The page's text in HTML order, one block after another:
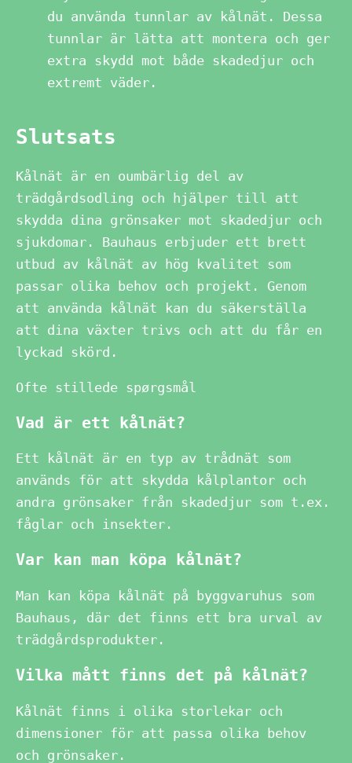
du använda tunnlar av kålnät. Dessa
tunnlar är lätta att montera och ger
extra skydd mot både skadedjur och
extremt väder.
Slutsats
Kålnät är en oumbärlig del av
trädgårdsodling och hjälper till att
skydda dina grönsaker mot skadedjur och
sjukdomar. Bauhaus erbjuder ett brett
utbud av kålnät av hög kvalitet som
passar olika behov och projekt. Genom
att använda kålnät kan du säkerställa
att dina växter trivs och att du får en
lyckad skörd.
Ofte stillede spørgsmål
Vad är ett kålnät?
Ett kålnät är en typ av trådnät som
används för att skydda kålplantor och
andra grönsaker från skadedjur som t.ex.
fåglar och insekter.
Var kan man köpa kålnät?
Man kan köpa kålnät på byggvaruhus som
Bauhaus, där det finns ett bra urval av
trädgårdsprodukter.
Vilka mått finns det på kålnät?
Kålnät finns i olika storlekar och
dimensioner för att passa olika behov
och grönsaker.